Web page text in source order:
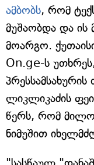
ამბობს, რომ
მუშაობდა და ის
მოარგო.
On.ge-ს
ლიკლიკაძის
წერს, რომ
ნიმუშით